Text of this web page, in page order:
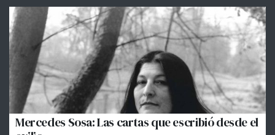
Mercedes Sosa: Las cartas que escribió desde el